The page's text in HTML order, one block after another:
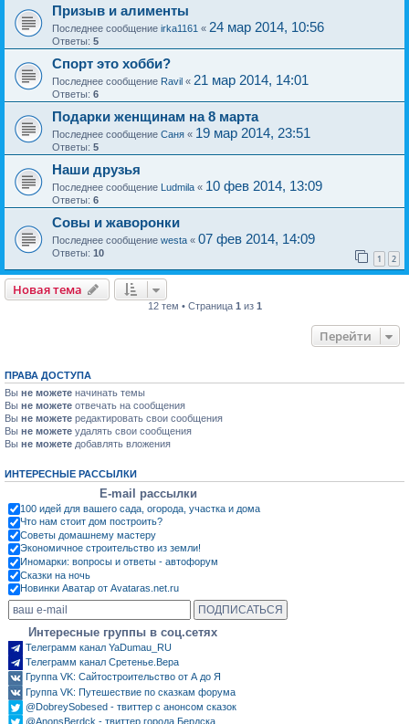
Призыв и алименты
Последнее сообщение irka1161 « 24 мар 2014, 10:56
Ответы: 5
Спорт это хобби?
Последнее сообщение Ravil « 21 мар 2014, 14:01
Ответы: 6
Подарки женщинам на 8 марта
Последнее сообщение Саня « 19 мар 2014, 23:51
Ответы: 5
Наши друзья
Последнее сообщение Ludmila « 10 фев 2014, 13:09
Ответы: 6
Совы и жаворонки
Последнее сообщение westa « 07 фев 2014, 14:09
Ответы: 10 1 2
Новая тема
12 тем • Страница 1 из 1
Перейти
ПРАВА ДОСТУПА
Вы не можете начинать темы
Вы не можете отвечать на сообщения
Вы не можете редактировать свои сообщения
Вы не можете удалять свои сообщения
Вы не можете добавлять вложения
ИНТЕРЕСНЫЕ РАССЫЛКИ
E-mail рассылки
100 идей для вашего сада, огорода, участка и дома
Что нам стоит дом построить?
Советы домашнему мастеру
Экономичное строительство из земли!
Иномарки: вопросы и ответы - автофорум
Сказки на ночь
Новинки Аватар от Avataras.net.ru
Интересные группы в соц.сетях
Телеграмм канал YaDumau_RU
Телеграмм канал Сретенье.Вера
Группа VK: Сайтостроительство от А до Я
Группа VK: Путешествие по сказкам форума
@DobreySobesed - твиттер с анонсом сказок
@AnonsBerdck - твиттер города Бердска